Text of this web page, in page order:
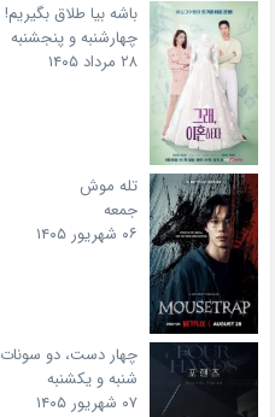
باشه بیا طلاق بگیریم!
چهارشنبه و پنجشنبه
۲۸ مرداد ۱۴۰۵
تله موش
جمعه
۰۶ شهریور ۱۴۰۵
چهار دست، دو سونات
شنبه و یکشنبه
۰۷ شهریور ۱۴۰۵